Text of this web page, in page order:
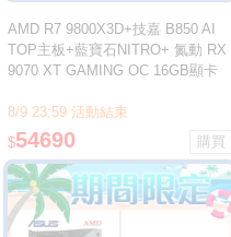
AMD R7 9800X3D+技嘉 B850 AI
TOP主板+藍寶石NITRO+ 氮動 RX
9070 XT GAMING OC 16GB顯卡
8/9 23:59 活動結束
$54690